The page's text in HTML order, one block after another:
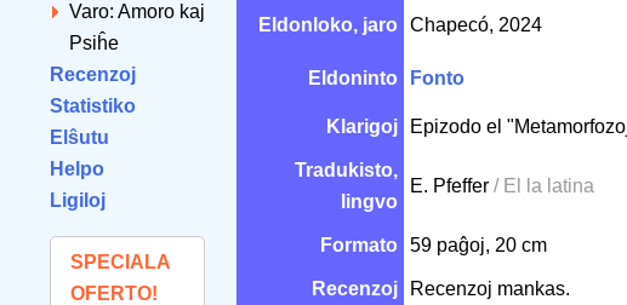
Varo: Amoro kaj
Psiĥe
Recenzoj
Statistiko
Elŝutu
Helpo
Ligiloj
SPECIALA
OFERTO!
Eldonloko, jaro Chapecó, 2024
Eldoninto Fonto
Klarigoj Epizodo el
Tradukisto,
lingvo
E. Pfeffer / El la latina
Formato 59 paĝoj, 20 cm
Recenzoj Recenzoj mankas.